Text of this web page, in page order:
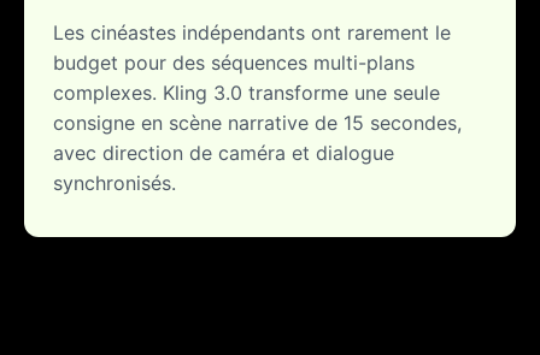
Les cinéastes indépendants ont rarement le
budget pour des séquences multi-plans
complexes. Kling 3.0 transforme une seule
consigne en scène narrative de 15 secondes,
avec direction de caméra et dialogue
synchronisés.